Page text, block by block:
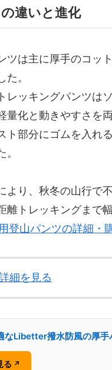
違いと進化
ツは主に厚手のコッ
た。
レッキングパンツは
量化と動きやすさを
ト部分にゴムを入れ
。
より、秋冬の山行で
離トレッキングまで
登山パンツの詳細・
細を見る
なLibetter撥水防風の厚手
る ↗